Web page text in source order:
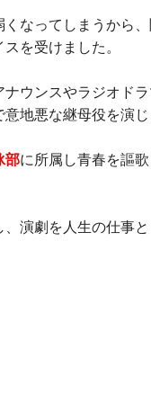
なってしまうから
を受けました。
ナウンスやラジオド
地悪な継母役を演じ
部に所属し青春を謳
演劇を人生の仕事と